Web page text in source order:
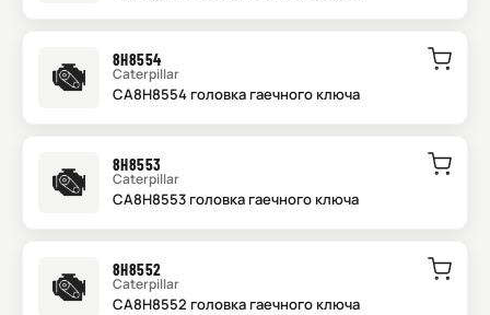
8H8554
Caterpillar
CA8H8554 головка гаечного ключа
8H8553
Caterpillar
CA8H8553 головка гаечного ключа
8H8552
Caterpillar
CA8H8552 головка гаечного ключа